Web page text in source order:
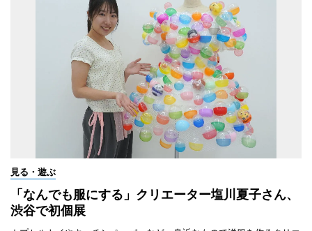
見る・遊ぶ
「なんでも服にする」クリエーター塩川夏子さん、
渋谷で初個展